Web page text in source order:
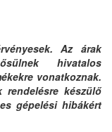
Az árak
hivatalos
vonatkoznak.
rendelésre készülő
gépelési hibákért